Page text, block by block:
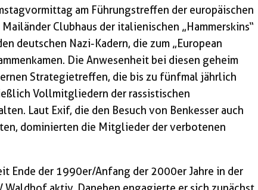
am Führungstreffen der europäischen
Clubhaus der italienischen „Hammerskins“
deutschen Nazi-Kadern, die zum „European
Die Anwesenheit bei diesen geheim
Strategietreffen, die bis zu fünfmal jährlich
Vollmitgliedern der rassistischen
Laut Exif, die den Besuch von Benkesser auch
dominierten die Mitglieder der verbotenen
Ende der 1990er/Anfang der 2000er Jahre in der